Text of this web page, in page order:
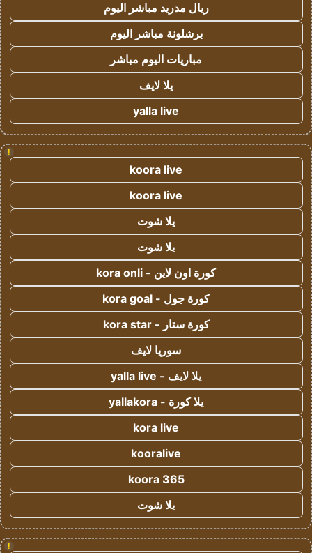
ريال مدريد مباشر اليوم
برشلونة مباشر اليوم
مباريات اليوم مباشر
يلا لايف
yalla live
!
koora live
koora live
يلا شوت
يلا شوت
كورة اون لاين - kora onli
كورة جول - kora goal
كورة ستار - kora star
سوريا لايف
يلا لايف - yalla live
يلا كورة - yallakora
kora live
kooralive
koora 365
يلا شوت
!